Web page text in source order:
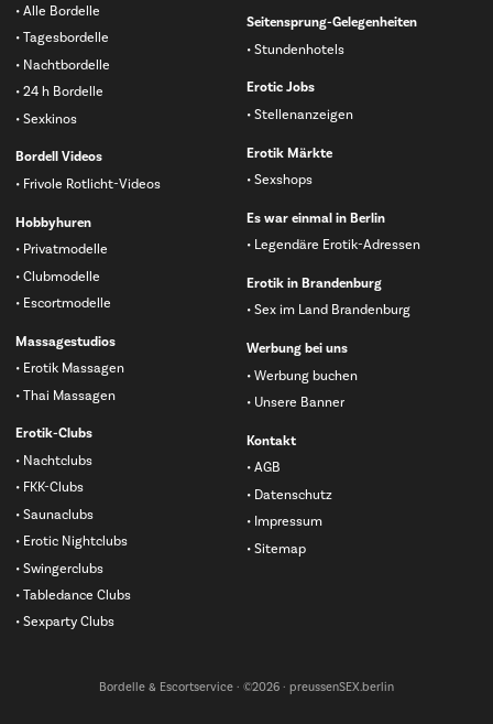
Alle Bordelle
Tagesbordelle
Nachtbordelle
24 h Bordelle
Sexkinos
Bordell Videos
Frivole Rotlicht-Videos
Hobbyhuren
Privatmodelle
Clubmodelle
Escortmodelle
Massagestudios
Erotik Massagen
Thai Massagen
Erotik-Clubs
Nachtclubs
FKK-Clubs
Saunaclubs
Erotic Nightclubs
Swingerclubs
Tabledance Clubs
Sexparty Clubs
Seitensprung-Gelegenheiten
Stundenhotels
Erotic Jobs
Stellenanzeigen
Erotik Märkte
Sexshops
Es war einmal in Berlin
Legendäre Erotik-Adressen
Erotik in Brandenburg
Sex im Land Brandenburg
Werbung bei uns
Werbung buchen
Unsere Banner
Kontakt
AGB
Datenschutz
Impressum
Sitemap
Bordelle & Escortservice · ©2026 · preussenSEX.berlin